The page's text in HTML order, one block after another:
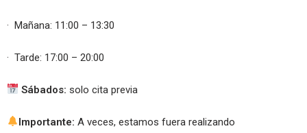
· Mañana: 11:00 – 13:30
· Tarde: 17:00 – 20:00
Sábados: solo cita previa
Importante: A veces, estamos fuera realizando